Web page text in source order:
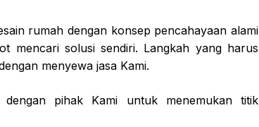
rumah dengan konsep pencahayaan alami
mencari solusi sendiri. Langkah yang harus
menyewa jasa Kami.
pihak Kami untuk menemukan titik